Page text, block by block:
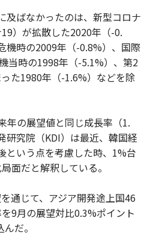
及ばなかったのは、新型コロナ
）が拡散した2020年（-0.
機時の2009年（-0.8%）、国際
当時の1998年（-5.1%）、第2
た1980年（-1.6%）などを除
年の展望値と同じ成長率（1.
研究院（KDI）は最近、韓国経
という点を考慮した時、1%台
面だと解釈している。
通じて、アジア開発途上国46
9月の展望対比0.3%ポイント
だ。